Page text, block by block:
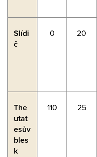
Slídi
č
0 20
The
utat
esův
bles
k
110 25